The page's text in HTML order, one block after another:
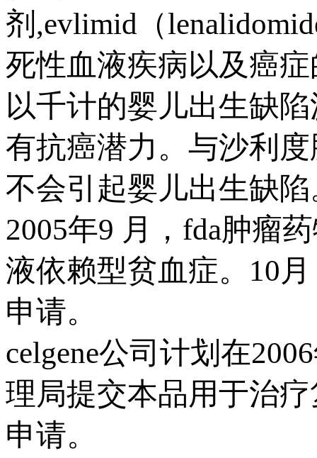
剂,evlimid（
死性血液疾病以及癌
以千计的婴儿出生缺
有抗癌潜力。与沙利
不会引起婴儿出生缺陷
2005年9 月，fda肿瘤
液依赖型贫血症。10
申请。
celgene公司计划在
理局提交本品用于治
申请。